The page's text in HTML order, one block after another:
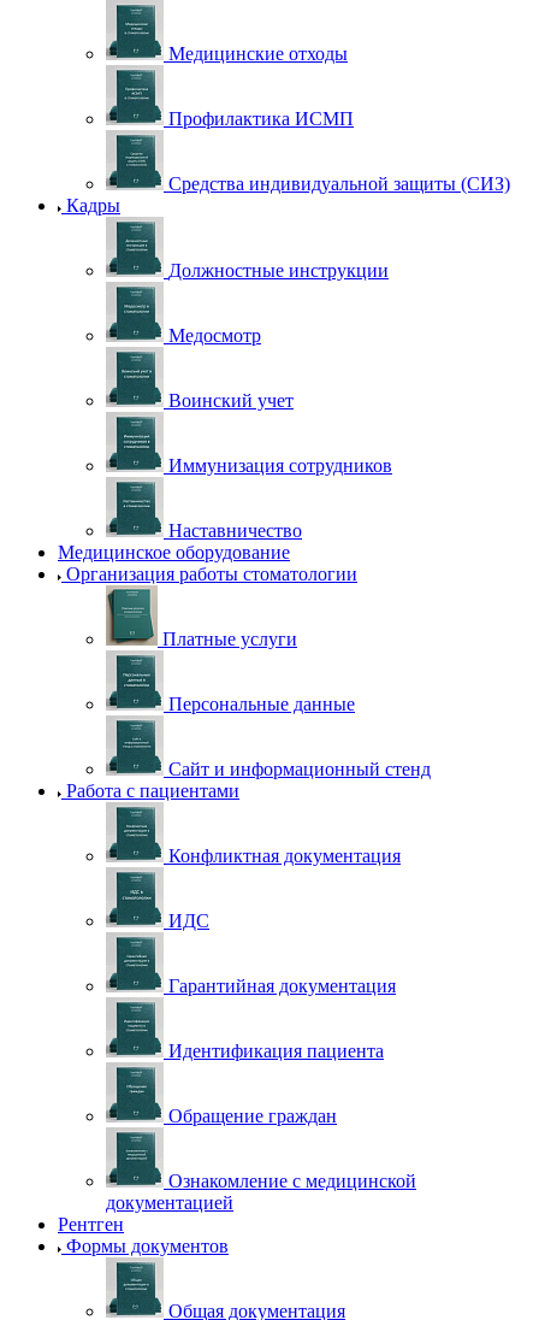
Медицинские отходы
Профилактика ИСМП
Средства индивидуальной защиты (СИЗ)
Кадры
Должностные инструкции
Медосмотр
Воинский учет
Иммунизация сотрудников
Наставничество
Медицинское оборудование
Организация работы стоматологии
Платные услуги
Персональные данные
Сайт и информационный стенд
Работа с пациентами
Конфликтная документация
ИДС
Гарантийная документация
Идентификация пациента
Обращение граждан
Ознакомление с медицинской
документацией
Рентген
Формы документов
Общая документация